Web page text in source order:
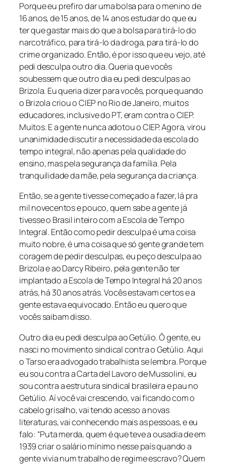
Porque eu prefiro dar uma bolsa para o menino de
16 anos, de 15 anos, de 14 anos estudar do que eu
ter que gastar mais do que a bolsa para tirá-lo do
narcotráfico, para tirá-lo da droga, para tirá-lo do
crime organizado. Então, é por isso que eu vejo, até
pedi desculpa outro dia. Queria que vocês
soubessem que outro dia eu pedi desculpas ao
Brizola. Eu queria dizer para vocês, porque quando
o Brizola criou o CIEP no Rio de Janeiro, muitos
educadores, inclusive do PT, eram contra o CIEP.
Muitos. E a gente nunca adotou o CIEP. Agora, virou
unanimidade discutir a necessidade da escola do
tempo integral, não apenas pela qualidade do
ensino, mas pela segurança da família. Pela
tranquilidade da mãe, pela segurança da criança.
Então, se a gente tivesse começado a fazer, lá pra
mil novecentos e pouco, quem sabe a gente já
tivesse o Brasil inteiro com a Escola de Tempo
Integral. Então como pedir desculpa é uma coisa
muito nobre, é uma coisa que só gente grande tem
coragem de pedir desculpas, eu peço desculpa ao
Brizola e ao Darcy Ribeiro, pela gente não ter
implantado a Escola de Tempo Integral há 20 anos
atrás, há 30 anos atrás. Vocês estavam certos e a
gente estava equivocado. Então eu quero que
vocês saibam disso.
Outro dia eu pedi desculpa ao Getúlio. Ô gente, eu
nasci no movimento sindical contra o Getúlio. Aqui
o Tarso era advogado trabalhista se lembra. Porque
eu sou contra a Carta del Lavoro de Mussolini, eu
sou contra a estrutura sindical brasileira e pau no
Getúlio. Aí você vai crescendo, vai ficando com o
cabelo grisalho, vai tendo acesso a novas
literaturas, vai conhecendo mais as pessoas, e eu
falo: “Puta merda, quem é que teve a ousadia de em
1939 criar o salário mínimo nesse país quando a
gente vivia num trabalho de regime escravo? Quem